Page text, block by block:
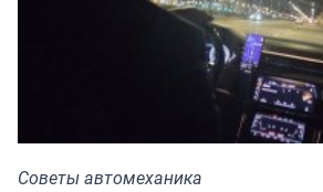
Советы автомеханика